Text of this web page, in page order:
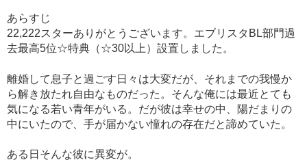
あらすじ
22,222スターありがとうございます。エブリスタBL部門過
去最高5位☆特典（☆30以上）設置しました。
離婚して息子と過ごす日々は大変だが、それまでの我慢か
ら解き放たれ自由なものだった。そんな俺には最近とても
気になる若い青年がいる。だが彼は幸せの中、陽だまりの
中にいたので、手が届かない憧れの存在だと諦めていた。
ある日そんな彼に異変が。